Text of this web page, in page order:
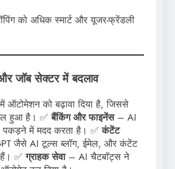
को अधिक स्मार्ट और यूजर-फ्रेंडली
जॉब सेक्टर में बदलाव
ऑटोमेशन को बढ़ावा दिया है, जिससे
हुआ है। ✅बैंकिंग और फाइनेंस– AI
पकड़ने में मदद करता है। ✅कंटेंट
जैसे AI टूल्स ब्लॉग, ईमेल, और कंटेंट
✅ग्राहक सेवा– AI चैटबॉट्स ने